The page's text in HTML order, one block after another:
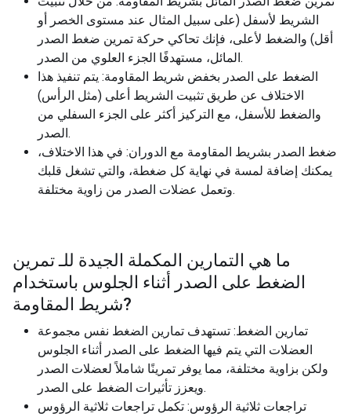
الشريط لأسفل (على سبيل المثال عند مستوى الخصر أو
أقل) والضغط لأعلى، فإنك تحاكي حركة تمرين ضغط الصدر
المائل، مستهدفًا الجزء العلوي من الصدر.
الضغط على الصدر بخفض شريط المقاومة: يتم تنفيذ هذا
الاختلاف عن طريق تثبيت الشريط أعلى (مثل الرأس)
والضغط للأسفل، مع التركيز أكثر على الجزء السفلي من
الصدر.
ضغط الصدر بشريط المقاومة مع الدوران: في هذا الاختلاف،
يمكنك إضافة لمسة في نهاية كل ضغطة، والتي تشغل قلبك
وتعمل عضلات الصدر من زاوية مختلفة.
ما هي التمارين المكملة الجيدة للـ تمرين
الضغط على الصدر أثناء الجلوس باستخدام
شريط المقاومة?
تمارين الضغط: تستهدف تمارين الضغط نفس مجموعة
العضلات التي يتم فيها الضغط على الصدر أثناء الجلوس
ولكن بزاوية مختلفة، مما يوفر تمرينًا شاملاً لعضلات الصدر
ويعزز تأثيرات الضغط على الصدر.
تراجعات ثلاثية الرؤوس: تكمل تراجعات ثلاثية الرؤوس